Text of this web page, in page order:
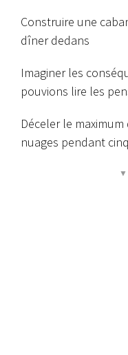
Construire une
dîner dedans
Imaginer les
pouvions lire les
Déceler le
nuages pendant
▼